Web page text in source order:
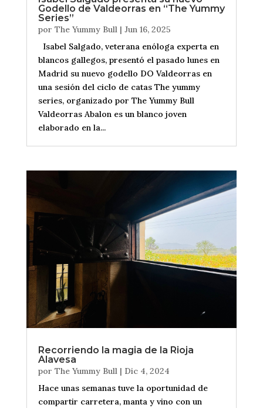
Godello de Valdeorras en “The Yummy
Series”
por The Yummy Bull | Jun 16, 2025
Isabel Salgado, veterana enóloga experta en
blancos gallegos, presentó el pasado lunes en
Madrid su nuevo godello DO Valdeorras en
una sesión del ciclo de catas The yummy
series, organizado por The Yummy Bull
Valdeorras Abalon es un blanco joven
elaborado en la...
Recorriendo la magia de la Rioja
Alavesa
por The Yummy Bull| Dic 4, 2024
Hace unas semanas tuve la oportunidad de
compartir carretera, manta y vino con un